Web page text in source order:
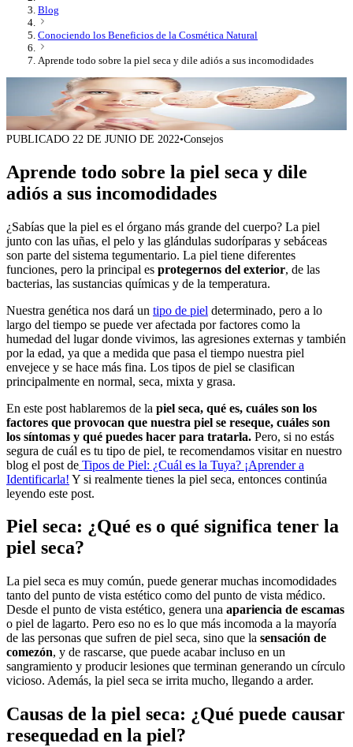
Blog
Conociendo los Beneficios de la Cosmética Natural
Aprende todo sobre la piel seca y dile adiós a sus incomodidades
PUBLICADO 22 DE JUNIO DE 2022•Consejos
Aprende todo sobre la piel seca y dile
adiós a sus incomodidades
¿Sabías que la piel es el órgano más grande del cuerpo? La piel
junto con las uñas, el pelo y las glándulas sudoríparas y sebáceas
son parte del sistema tegumentario. La piel tiene diferentes
funciones, pero la principal es protegernos del exterior, de las
bacterias, las sustancias químicas y de la temperatura.
Nuestra genética nos dará un tipo de piel determinado, pero a lo
largo del tiempo se puede ver afectada por factores como la
humedad del lugar donde vivimos, las agresiones externas y también
por la edad, ya que a medida que pasa el tiempo nuestra piel
envejece y se hace más fina. Los tipos de piel se clasifican
principalmente en normal, seca, mixta y grasa.
En este post hablaremos de la piel seca, qué es, cuáles son los
factores que provocan que nuestra piel se reseque, cuáles son
los síntomas y qué puedes hacer para tratarla. Pero, si no estás
segura de cuál es tu tipo de piel, te recomendamos visitar en nuestro
blog el post de Tipos de Piel: ¿Cuál es la Tuya? ¡Aprender a
Identificarla! Y si realmente tienes la piel seca, entonces continúa
leyendo este post.
Piel seca: ¿Qué es o qué significa tener la
piel seca?
La piel seca es muy común, puede generar muchas incomodidades
tanto del punto de vista estético como del punto de vista médico.
Desde el punto de vista estético, genera una apariencia de escamas
o piel de lagarto. Pero eso no es lo que más incomoda a la mayoría
de las personas que sufren de piel seca, sino que la sensación de
comezón, y de rascarse, que puede acabar incluso en un
sangramiento y producir lesiones que terminan generando un círculo
vicioso. Además, la piel seca se irrita mucho, llegando a arder.
Causas de la piel seca: ¿Qué puede causar
resequedad en la piel?